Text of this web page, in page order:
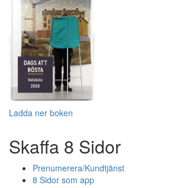
Ladda ner boken
Skaffa 8 Sidor
Prenumerera/Kundtjänst
8 Sidor som app